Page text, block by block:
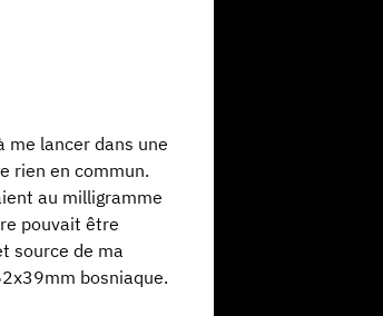
me lancer dans une
rien en commun.
au milligramme
pouvait être
source de ma
bosniaque.